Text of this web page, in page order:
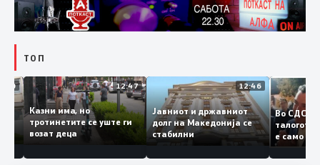
ТОП
12:50
и
12:47
Казни има, но
тротинетите се уште ги
возат деца
12:46
Јавниот и државниот
долг на Македонија се
стабилни
Во
е само
Заев